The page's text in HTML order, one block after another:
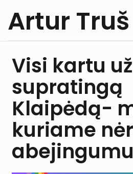
Artur Truš
Visi kartu už
supratingą
Klaipėdą-
kuriame